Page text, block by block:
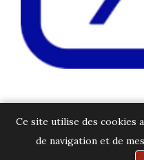
Ce site utilise des cookies
de navigation et de